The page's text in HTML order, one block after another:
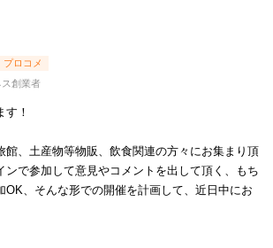
ス創業者
す！
館、土産物等物販、飲食関連の方々にお集まり頂
ンで参加して意見やコメントを出して頂く、もち
OK、そんな形での開催を計画して、近日中にお